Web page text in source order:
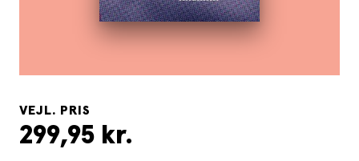
VEJL. PRIS
299,95 kr.